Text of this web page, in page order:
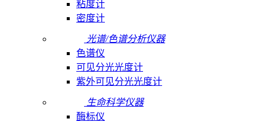
粘度计
密度计
光谱/色谱分析仪器
色谱仪
可见分光光度计
紫外可见分光光度计
生命科学仪器
酶标仪